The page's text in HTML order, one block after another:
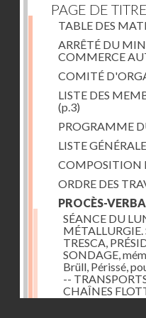
PAGE DE TITRE
TABLE DES
ARRÊTÉ DU
COMMERCE
COMITÉ
LISTE DES
(p.3)
PROGRAMME
LISTE
COMPOSITION
ORDRE DES
PROCÈS-
SÉANCE DU
TRESCA,
SONDAGE,
Brüll, Périssé,
--
CHAÎNES
observations de